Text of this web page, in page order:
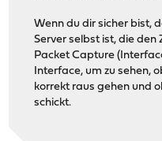
Wenn du dir sicher bist,
Server selbst ist, die
Packet Capture
Interface, um zu sehen,
korrekt raus gehen und
schickt.